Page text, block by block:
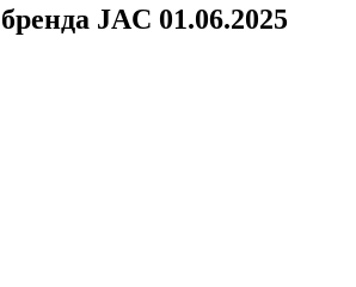
JAC 01.06.2025